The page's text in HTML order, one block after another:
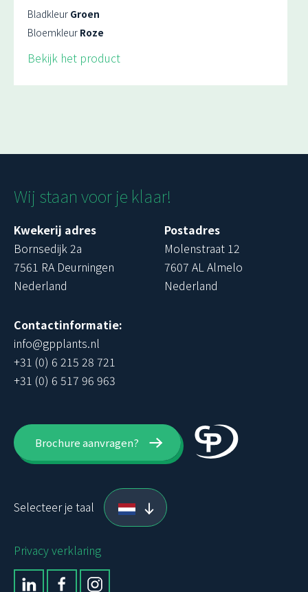
Bladkleur Groen
Bloemkleur Roze
Bekijk het product
Wij staan voor je klaar!
Kwekerij adres
Bornsedijk 2a
7561 RA Deurningen
Nederland
Postadres
Molenstraat 12
7607 AL Almelo
Nederland
Contactinformatie:
info@gpplants.nl
+31 (0) 6 215 28 721
+31 (0) 6 517 96 963
Brochure aanvragen?
Selecteer je taal
Privacy verklaring